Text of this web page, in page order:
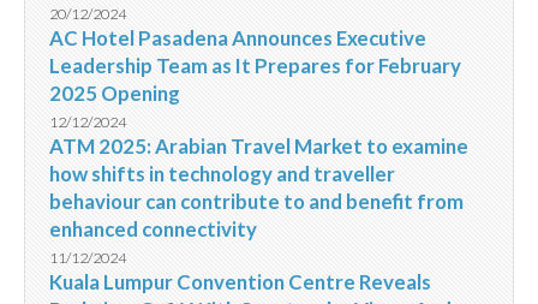
20/12/2024
AC Hotel Pasadena Announces Executive
Leadership Team as It Prepares for February
2025 Opening
12/12/2024
ATM 2025: Arabian Travel Market to examine
how shifts in technology and traveller
behaviour can contribute to and benefit from
enhanced connectivity
11/12/2024
Kuala Lumpur Convention Centre Reveals